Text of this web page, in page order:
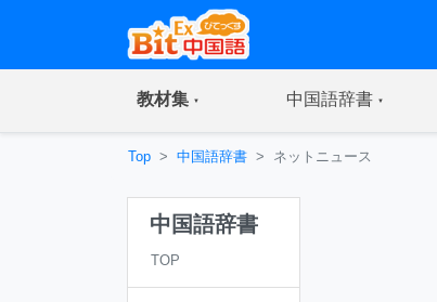
教材集(current) 中国語辞書(current)
Top 中国語辞書 ネットニュース
中国語辞書
TOP